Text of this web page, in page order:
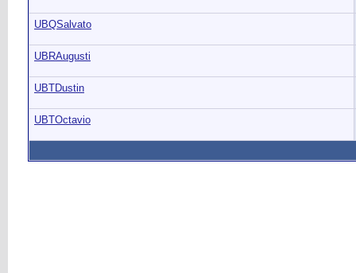
UBQSalvato
UBRAugusti
UBTDustin
UBTOctavio